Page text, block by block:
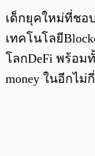
เด็กยุคใหม่ที่ชอ
เทคโนโลยี
โลกDeFi พร้อม
money ในอีกไม่